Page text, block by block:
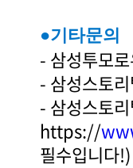
●기타문의
- 삼성투모
- 삼성스토
- 삼성스토
https://
필수입니다!)